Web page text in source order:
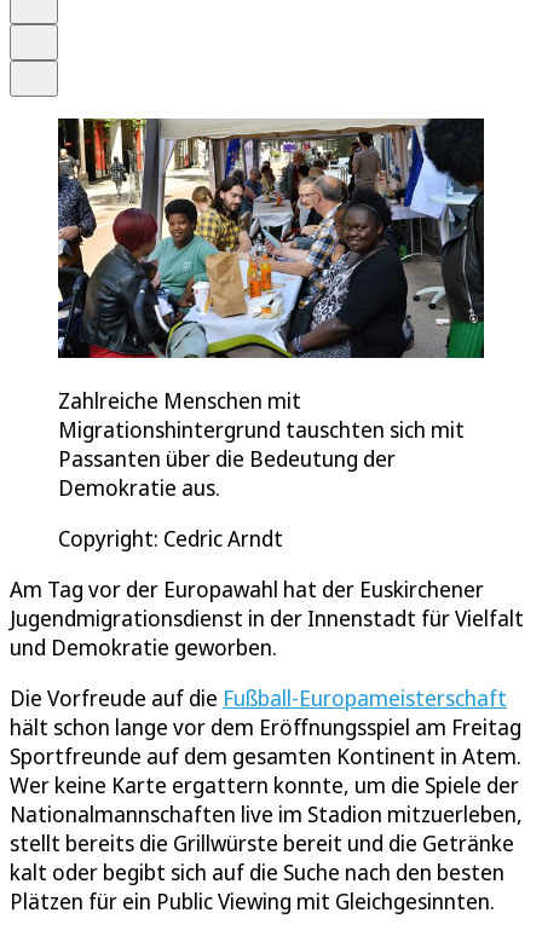
Zahlreiche Menschen mit
Migrationshintergrund tauschten sich mit
Passanten über die Bedeutung der
Demokratie aus.
Copyright: Cedric Arndt
Am Tag vor der Europawahl hat der Euskirchener
Jugendmigrationsdienst in der Innenstadt für Vielfalt
und Demokratie geworben.
Die Vorfreude auf die Fußball-Europameisterschaft
hält schon lange vor dem Eröffnungsspiel am Freitag
Sportfreunde auf dem gesamten Kontinent in Atem.
Wer keine Karte ergattern konnte, um die Spiele der
Nationalmannschaften live im Stadion mitzuerleben,
stellt bereits die Grillwürste bereit und die Getränke
kalt oder begibt sich auf die Suche nach den besten
Plätzen für ein Public Viewing mit Gleichgesinnten.